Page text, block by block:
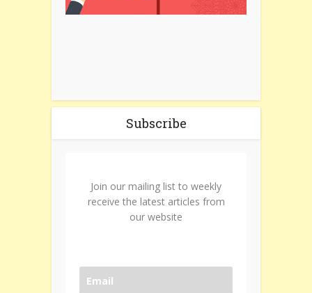
Subscribe
Join our mailing list to weekly
receive the latest articles from
our website